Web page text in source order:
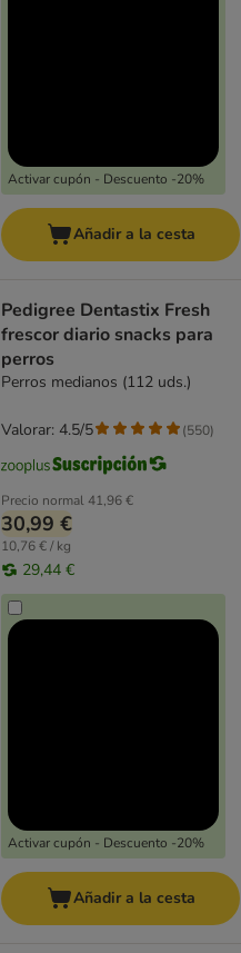
Activar cupón - Descuento -20%
Añadir a la cesta
Pedigree Dentastix Fresh
frescor diario snacks para
perros
Perros medianos (112 uds.)
Precio normal41,96 €
30,99 €
10,76 € / kg
29,44 €
Activar cupón - Descuento -20%
Valorar: 4.5/5 (550)
Añadir a la cesta